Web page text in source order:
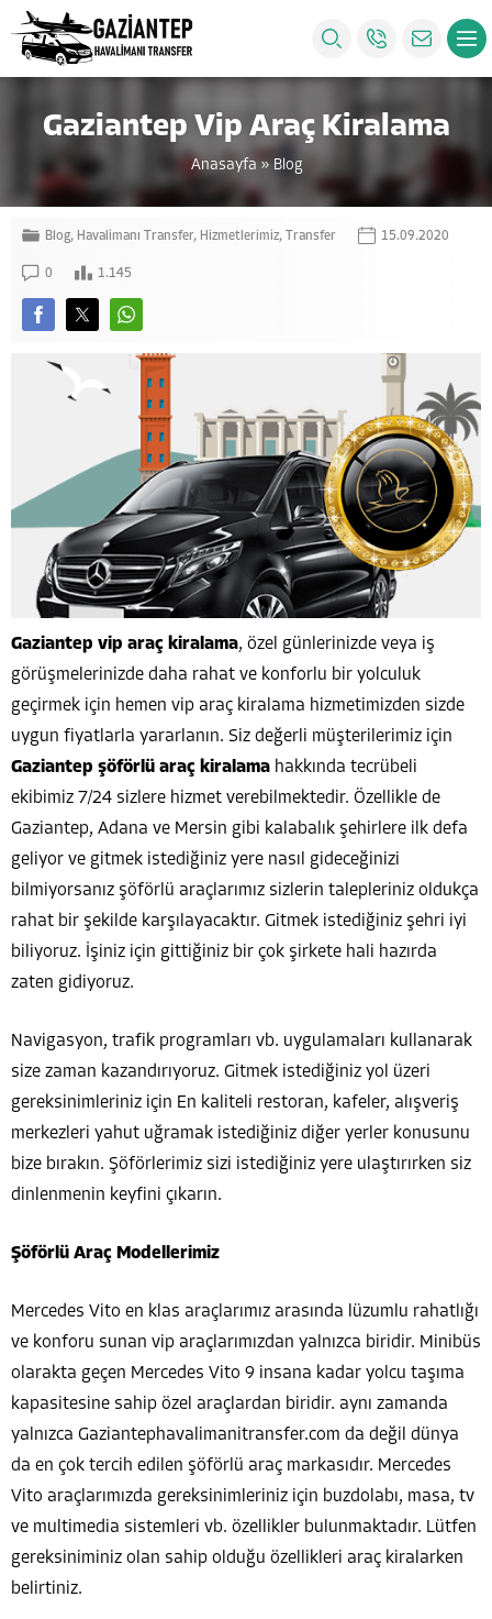
Gaziantep Vip Araç Kiralama
Anasayfa » Blog
Blog, Havalimanı Transfer, Hizmetlerimiz, Transfer 15.09.2020
0 1.145
Gaziantep vip araç kiralama, özel günlerinizde veya iş
görüşmelerinizde daha rahat ve konforlu bir yolculuk
geçirmek için hemen vip araç kiralama hizmetimizden sizde
uygun fiyatlarla yararlanın. Siz değerli müşterilerimiz için
Gaziantep şöförlü araç kiralama hakkında tecrübeli
ekibimiz 7/24 sizlere hizmet verebilmektedir. Özellikle de
Gaziantep, Adana ve Mersin gibi kalabalık şehirlere ilk defa
geliyor ve gitmek istediğiniz yere nasıl gideceğinizi
bilmiyorsanız şöförlü araçlarımız sizlerin talepleriniz oldukça
rahat bir şekilde karşılayacaktır. Gitmek istediğiniz şehri iyi
biliyoruz. İşiniz için gittiğiniz bir çok şirkete hali hazırda
zaten gidiyoruz.
Navigasyon, trafik programları vb. uygulamaları kullanarak
size zaman kazandırıyoruz. Gitmek istediğiniz yol üzeri
gereksinimleriniz için En kaliteli restoran, kafeler, alışveriş
merkezleri yahut uğramak istediğiniz diğer yerler konusunu
bize bırakın. Şöförlerimiz sizi istediğiniz yere ulaştırırken siz
dinlenmenin keyfini çıkarın.
Şöförlü Araç Modellerimiz
Mercedes Vito en klas araçlarımız arasında lüzumlu rahatlığı
ve konforu sunan vip araçlarımızdan yalnızca biridir. Minibüs
olarakta geçen Mercedes Vito 9 insana kadar yolcu taşıma
kapasitesine sahip özel araçlardan biridir. aynı zamanda
yalnızca Gaziantephavalimanitransfer.com da değil dünya
da en çok tercih edilen şöförlü araç markasıdır. Mercedes
Vito araçlarımızda gereksinimleriniz için buzdolabı, masa, tv
ve multimedia sistemleri vb. özellikler bulunmaktadır. Lütfen
gereksiniminiz olan sahip olduğu özellikleri araç kiralarken
belirtiniz.